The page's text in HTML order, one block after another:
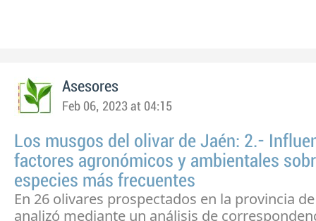
Asesores
Feb 06, 2023 at 04:15
Los musgos del olivar de Jaén: 2.-
factores agronómicos y ambientales
especies más frecuentes
En 26 olivares prospectados en la provincia de
analizó mediante un análisis de